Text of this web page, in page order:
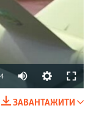
available
ЗАВАНТАЖИТИ